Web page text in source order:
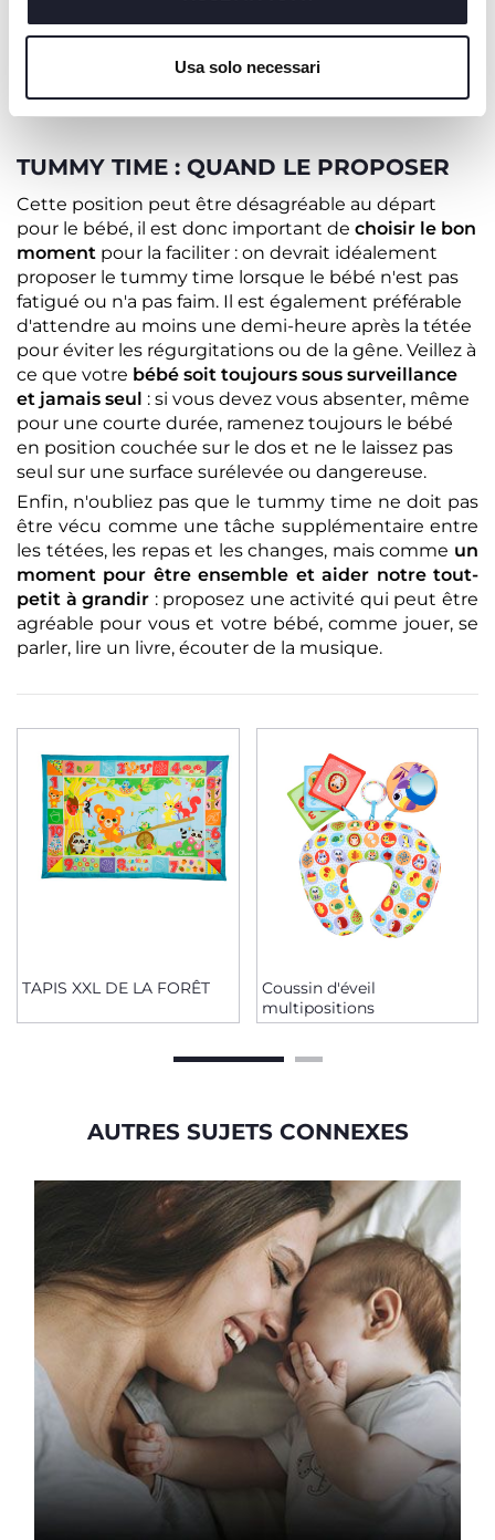
Usa solo necessari
déplace. Les objets placés à faible distance vont
alors stimuler son envie de connaissance et
en bougeant chaque jour un peu plus !
TUMMY TIME : QUAND LE PROPOSER
Cette position peut être désagréable au départ
pour le bébé, il est donc important de choisir le bon
moment pour la faciliter : on devrait idéalement
proposer le tummy time lorsque le bébé n'est pas
fatigué ou n'a pas faim. Il est également préférable
d'attendre au moins une demi-heure après la tétée
pour éviter les régurgitations ou de la gêne. Veillez à
ce que votre bébé soit toujours sous surveillance
et jamais seul : si vous devez vous absenter, même
pour une courte durée, ramenez toujours le bébé
en position couchée sur le dos et ne le laissez pas
seul sur une surface surélevée ou dangereuse.
Enfin, n'oubliez pas que le tummy time ne doit pas
être vécu comme une tâche supplémentaire entre
les tétées, les repas et les changes, mais comme un
moment pour être ensemble et aider notre tout-
petit à grandir : proposez une activité qui peut être
agréable pour vous et votre bébé, comme jouer, se
parler, lire un livre, écouter de la musique.
TAPIS XXL DE LA FORÊT
Coussin d'éveil
multipositions
AUTRES SUJETS CONNEXES